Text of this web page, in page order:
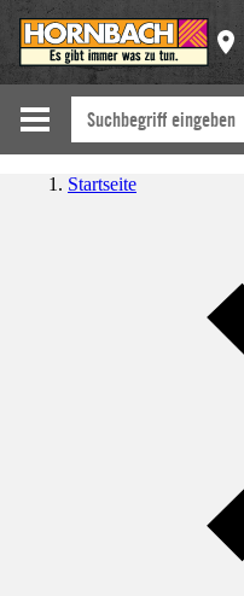
Startseite